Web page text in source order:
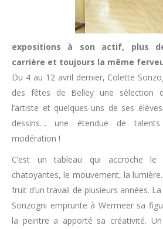
expositions à son actif, plus
carrière et toujours la même
Du 4 au 12 avril dernier, Colette
des fêtes de Belley une sélection
l’artiste et quelques-uns de ses
dessins… une étendue de
modération !
C’est un tableau qui accroche le
chatoyantes, le mouvement, la
fruit d’un travail de plusieurs années.
Sonzogni emprunte à Wermeer sa
la peintre a apporté sa créativité.